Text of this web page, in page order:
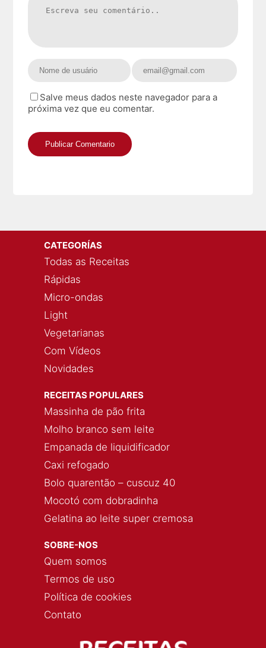
Salve meus dados neste navegador para a
próxima vez que eu comentar.
CATEGORÍAS
Todas as Receitas
Rápidas
Micro-ondas
Light
Vegetarianas
Com Vídeos
Novidades
RECEITAS POPULARES
Massinha de pão frita
Molho branco sem leite
Empanada de liquidificador
Caxi refogado
Bolo quarentão – cuscuz 40
Mocotó com dobradinha
Gelatina ao leite super cremosa
SOBRE-NOS
Quem somos
Termos de uso
Política de cookies
Contato